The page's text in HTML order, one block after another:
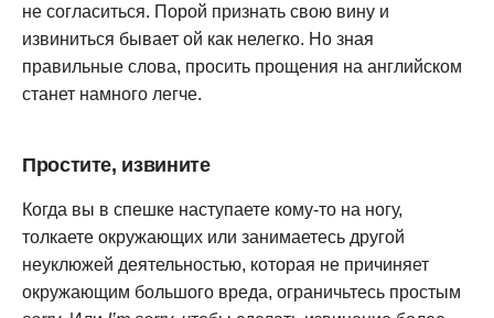
не согласиться. Порой признать свою вину и
извиниться бывает ой как нелегко. Но зная
правильные слова, просить прощения на английском
станет намного легче.
Простите, извините
Когда вы в спешке наступаете кому-то на ногу,
толкаете окружающих или занимаетесь другой
неуклюжей деятельностью, которая не причиняет
окружающим большого вреда, ограничьтесь простым